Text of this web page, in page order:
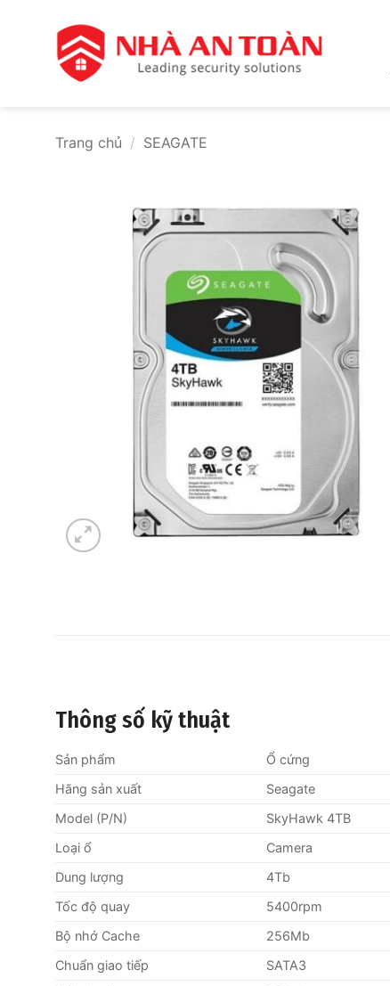
Trang chủ / SEAGATE
Thông số kỹ thuật
Sản phẩm
Ổ cứng
Hãng sản xuất
Seagate
Model (P/N)
SkyHawk 4TB
Loại ổ
Camera
Dung lượng
4Tb
Tốc độ quay
5400rpm
Bộ nhớ Cache
256Mb
Chuẩn giao tiếp
SATA3